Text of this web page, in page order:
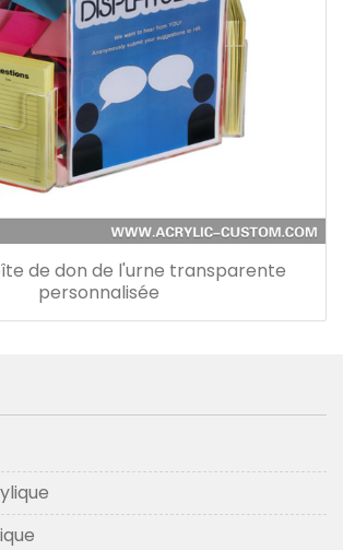
de don de l'urne transparente
personnalisée